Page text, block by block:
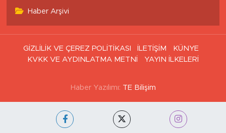
Haber Arşivi
GİZLİLİK VE ÇEREZ POLİTİKASI İLETİŞİM
KÜNYE
KVKK VE AYDINLATMA METNİ
YAYIN İLKELERİ
Haber Yazılımı: TE Bilişim